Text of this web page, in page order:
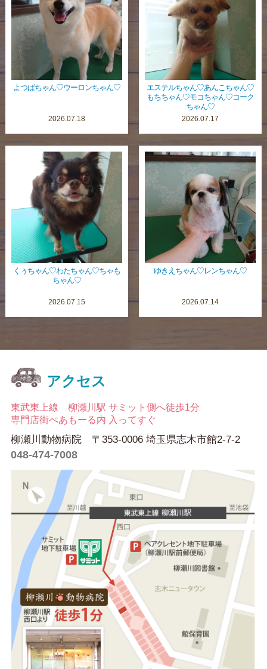
よつばちゃん♡ウーロンちゃん♡
2026.07.18
エステルちゃん♡あんこちゃん♡
もちちゃん♡モコちゃん♡コーク
ちゃん♡
2026.07.17
くぅちゃん♡わたちゃん♡ちゃも
ちゃん♡
2026.07.15
ゆきえちゃん♡レンちゃん♡
2026.07.14
アクセス
東武東上線 柳瀬川駅 サミット側へ徒歩1分
専門店街ぺあもーる内 入ってすぐ
柳瀬川動物病院 〒353-0006 埼玉県志木市館2-7-2
048-474-7008